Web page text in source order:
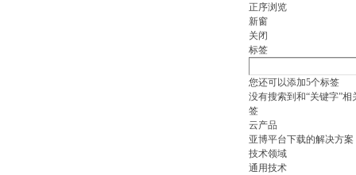
正序浏览
新窗
关闭
标签
您还可以添加5个标签
没有搜索到和“关键字”相
签
云产品
亚博平台下载的解决方案
技术领域
通用技术